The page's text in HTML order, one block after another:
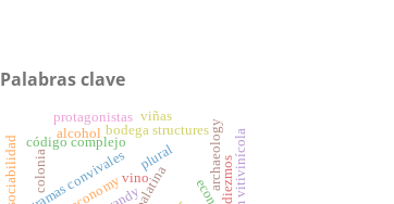
Palabras clave
epigramas convivalesvino
código complejo plural
bodega structuresarchaeology
colonia diezmosboom vitivinícola
protagonistas viñas
sociabilidad
alcohol